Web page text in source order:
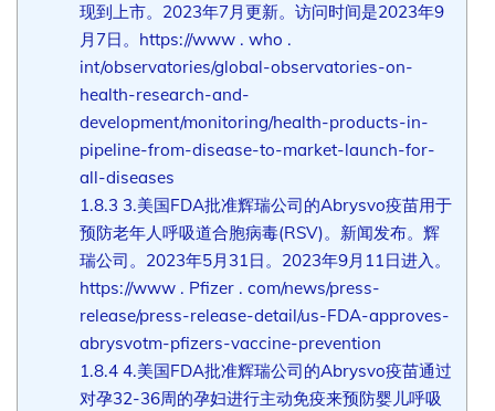
现到上市。2023年7月更新。访问时间是2023年9
月7日。https://www . who .
int/observatories/global-observatories-on-
health-research-and-
development/monitoring/health-products-in-
pipeline-from-disease-to-market-launch-for-
all-diseases
1.8.3 3.美国FDA批准辉瑞公司的Abrysvo疫苗用于
预防老年人呼吸道合胞病毒(RSV)。新闻发布。辉
瑞公司。2023年5月31日。2023年9月11日进入。
https://www . Pfizer . com/news/press-
release/press-release-detail/us-FDA-approves-
abrysvotm-pfizers-vaccine-prevention
1.8.44.美国FDA批准辉瑞公司的Abrysvo疫苗通过
对孕32-36周的孕妇进行主动免疫来预防婴儿呼吸